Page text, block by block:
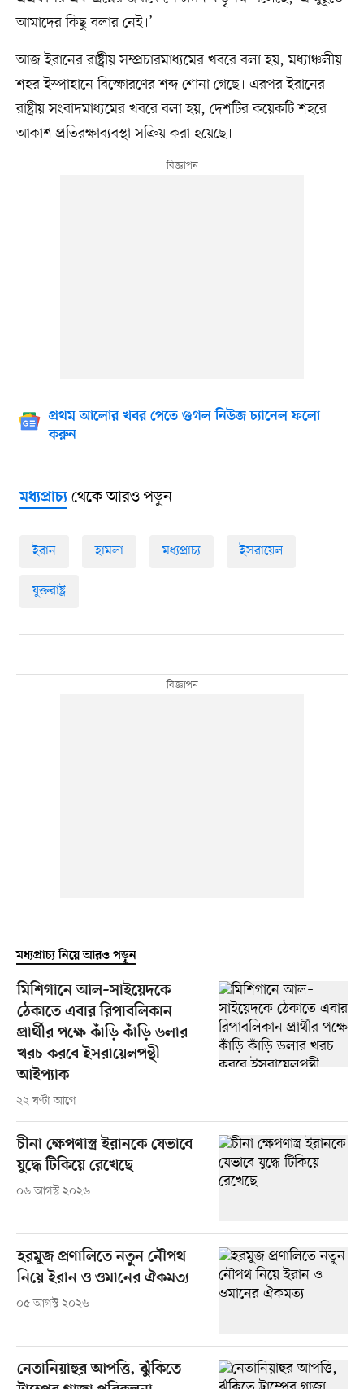
আমাদের কিছু বলার নেই।’
আজ ইরানের রাষ্ট্রীয় সম্প্রচারমাধ্যমের খবরে বলা হয়, মধ্যাঞ্চলীয়
শহর ইস্পাহানে বিস্ফোরণের শব্দ শোনা গেছে। এরপর ইরানের
রাষ্ট্রীয় সংবাদমাধ্যমের খবরে বলা হয়, দেশটির কয়েকটি শহরে
আকাশ প্রতিরক্ষাব্যবস্থা সক্রিয় করা হয়েছে।
প্রথম আলোর খবর পেতে গুগল নিউজ চ্যানেল ফলো
করুন
মধ্যপ্রাচ্যথেকে আরও পড়ুন
ইরান হামলা মধ্যপ্রাচ্য ইসরায়েল
যুক্তরাষ্ট্র
মধ্যপ্রাচ্য নিয়ে আরও পড়ুন
মিশিগানে আল–সাইয়েদকে
ঠেকাতে এবার রিপাবলিকান
প্রার্থীর পক্ষে কাঁড়ি কাঁড়ি ডলার
খরচ করবে ইসরায়েলপন্থী
আইপ্যাক
২২ ঘণ্টা আগে
চীনা ক্ষেপণাস্ত্র ইরানকে যেভাবে
যুদ্ধে টিকিয়ে রেখেছে
০৬ আগস্ট ২০২৬
হরমুজ প্রণালিতে নতুন নৌপথ
নিয়ে ইরান ও ওমানের ঐকমত্য
০৫ আগস্ট ২০২৬
নেতানিয়াহুর আপত্তি, ঝুঁকিতে